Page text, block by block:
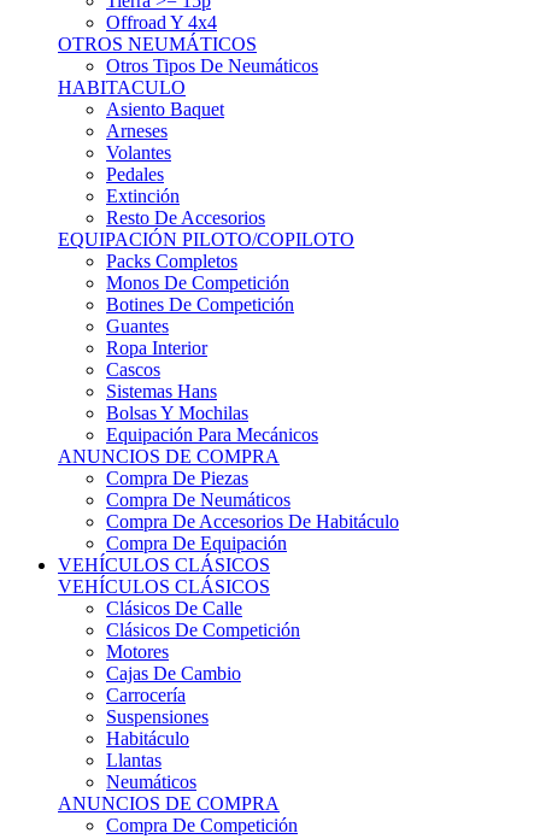
OTROS NEUMÁTICOS
Otros Tipos De Neumáticos
HABITACULO
Asiento Baquet
Arneses
Volantes
Pedales
Extinción
Resto De Accesorios
EQUIPACIÓN PILOTO/COPILOTO
Packs Completos
Monos De Competición
Botines De Competición
Guantes
Ropa Interior
Cascos
Sistemas Hans
Bolsas Y Mochilas
Equipación Para Mecánicos
ANUNCIOS DE COMPRA
Compra De Piezas
Compra De Neumáticos
Compra De Accesorios De Habitáculo
Compra De Equipación
VEHÍCULOS CLÁSICOS
VEHÍCULOS CLÁSICOS
Clásicos De Calle
Clásicos De Competición
Motores
Cajas De Cambio
Carrocería
Suspensiones
Habitáculo
Llantas
Neumáticos
ANUNCIOS DE COMPRA
Compra De Competición
Compra De Calle